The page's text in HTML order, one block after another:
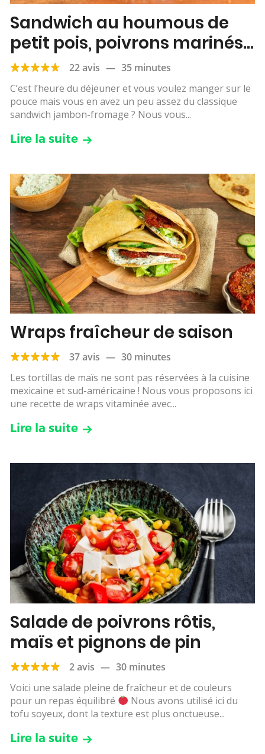
Sandwich au houmous de
petit pois, poivrons marinés
& chèvre22 avis — 35 minutes
C’est l’heure du déjeuner et vous voulez manger sur le
pouce mais vous en avez un peu assez du classique
sandwich jambon-fromage ? Nous vous...
Lire la suite
Wraps fraîcheur de saison
37 avis — 30 minutes
Les tortillas de maïs ne sont pas réservées à la cuisine
mexicaine et sud-américaine ! Nous vous proposons ici
une recette de wraps vitaminée avec...
Lire la suite
Salade de poivrons rôtis,
maïs et pignons de pin
2 avis — 30 minutes
Voici une salade pleine de fraîcheur et de couleurs
pour un repas équilibré
Nous avons utilisé ici du
tofu soyeux, dont la texture est plus onctueuse...
Lire la suite